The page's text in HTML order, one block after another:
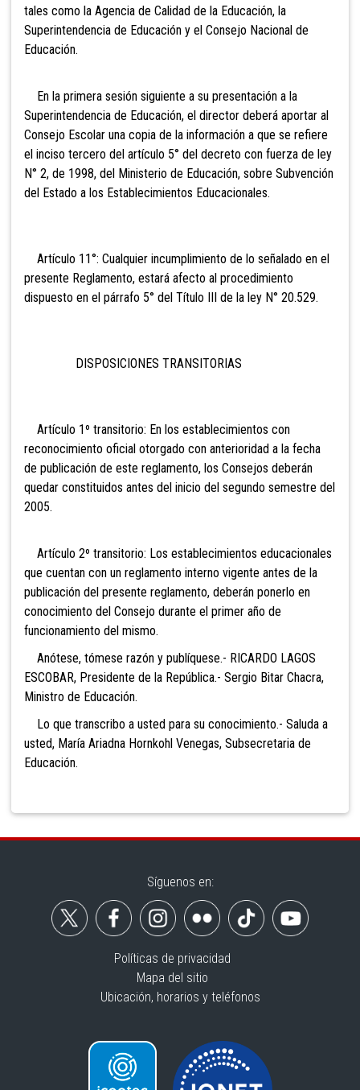
tales como la Agencia de Calidad de la Educación, la
Superintendencia de Educación y el Consejo Nacional de
Educación.
En la primera sesión siguiente a su presentación a la
Superintendencia de Educación, el director deberá aportar al
Consejo Escolar una copia de la información a que se refiere
el inciso tercero del artículo 5° del decreto con fuerza de ley
N° 2, de 1998, del Ministerio de Educación, sobre Subvención
del Estado a los Establecimientos Educacionales.
Artículo 11°: Cualquier incumplimiento de lo señalado en el
presente Reglamento, estará afecto al procedimiento
dispuesto en el párrafo 5° del Título III de la ley N° 20.529.
DISPOSICIONES TRANSITORIAS
Artículo 1º transitorio: En los establecimientos con
reconocimiento oficial otorgado con anterioridad a la fecha
de publicación de este reglamento, los Consejos deberán
quedar constituidos antes del inicio del segundo semestre del
2005.
Artículo 2º transitorio: Los establecimientos educacionales
que cuentan con un reglamento interno vigente antes de la
publicación del presente reglamento, deberán ponerlo en
conocimiento del Consejo durante el primer año de
funcionamiento del mismo.
Anótese, tómese razón y publíquese.- RICARDO LAGOS
ESCOBAR, Presidente de la República.- Sergio Bitar Chacra,
Ministro de Educación.
Lo que transcribo a usted para su conocimiento.- Saluda a
usted, María Ariadna Hornkohl Venegas, Subsecretaria de
Educación.
Síguenos en:
Políticas de privacidad
Mapa del sitio
Ubicación, horarios y teléfonos